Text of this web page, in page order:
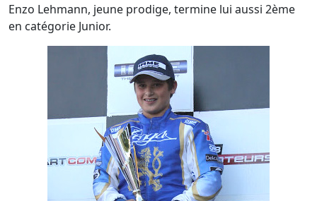
Enzo Lehmann, jeune prodige, termine lui aussi 2ème
en catégorie Junior.